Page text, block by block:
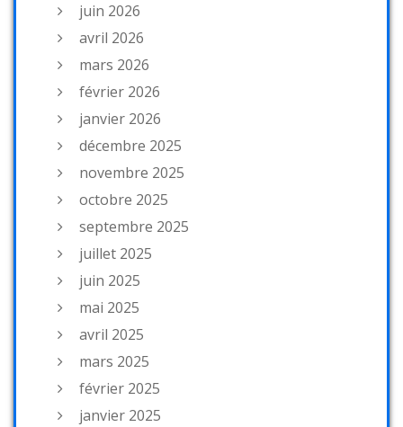
juin 2026
avril 2026
mars 2026
février 2026
janvier 2026
décembre 2025
novembre 2025
octobre 2025
septembre 2025
juillet 2025
juin 2025
mai 2025
avril 2025
mars 2025
février 2025
janvier 2025